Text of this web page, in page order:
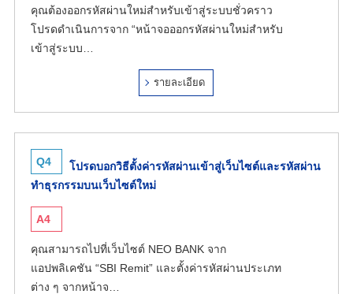
คุณต้องออกรหัสผ่านใหม่สำหรับเข้าสู่ระบบชั่วคราว
โปรดดำเนินการจาก “หน้าจอออกรหัสผ่านใหม่สำหรับ
เข้าสู่ระบบ…
รายละเอียด
Q4
โปรดบอกวิธีตั้งค่ารหัสผ่านเข้าสู่เว็บไซต์และรหัสผ่าน
ทำธุรกรรมบนเว็บไซต์ใหม่
A4
คุณสามารถไปที่เว็บไซต์ NEO BANK จาก
แอปพลิเคชัน “SBI Remit” และตั้งค่ารหัสผ่านประเภท
ต่าง ๆ จากหน้าจ…